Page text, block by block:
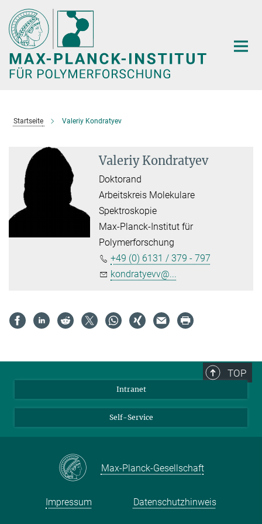
Hauptinhalt
Startseite Valeriy Kondratyev
Valeriy Kondratyev
Doktorand
Arbeitskreis Molekulare
Spektroskopie
Max-Planck-Institut für
Polymerforschung
+49 (0) 6131 / 379 - 797
kondratyevv@...
TOP
Intranet
Self-Service
Max-Planck-Gesellschaft
Impressum Datenschutzhinweis